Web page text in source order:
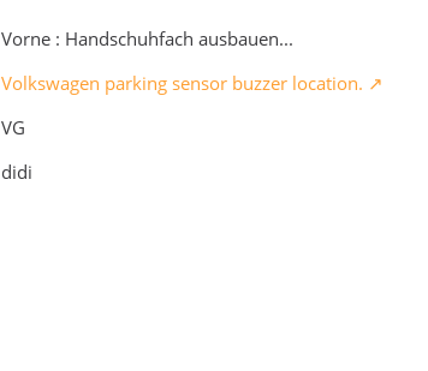
Vorne : Handschuhfach ausbauen...
Volkswagen parking sensor buzzer location.
VG
didi